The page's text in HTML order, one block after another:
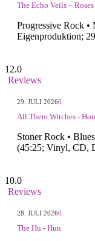
The Echo Veils – Roses
Progressive Rock
Eigenproduktion;
12.0
Reviews
29. JULI 20260
All Them Witches -
Stoner Rock •
(45:25; Vinyl, CD,
10.0
Reviews
28. JULI 20260
The Hu - Hun